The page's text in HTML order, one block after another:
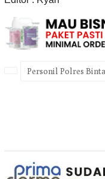
Personil Polres